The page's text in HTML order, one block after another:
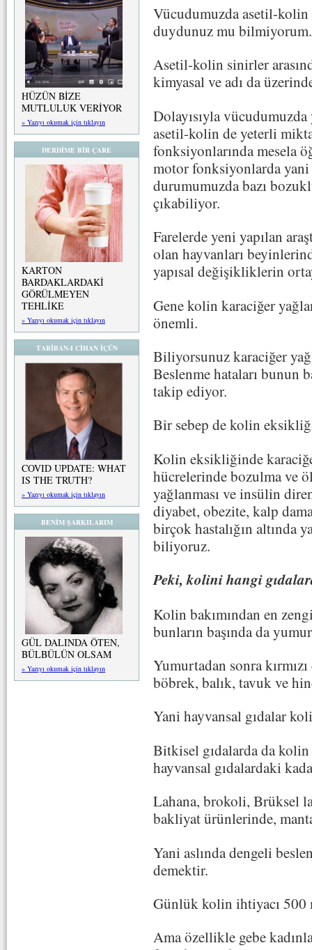
HÜZÜN BİZE
MUTLULUK VERİYOR
» Yazıyı okumak için tıklayın
DERDİME BİR ÇARE
KARTON
BARDAKLARDAKİ
GÖRÜLMEYEN
TEHLİKE
» Yazıyı okumak için tıklayın
TABİBAN-I CİHAN İÇÜN
COVID UPDATE: WHAT
IS THE TRUTH?
» Yazıyı okumak için tıklayın
BENİM ŞARKILARIM
GÜL DALINDA ÖTEN,
BÜLBÜLÜN OLSAM
» Yazıyı okumak için tıklayın
Vücudumuzda asetil-kolin
duydunuz mu bilmiyorum.
Asetil-kolin sinirler
kimyasal ve adı da
Dolayısıyla
asetil-kolin de yeterli
fonksiyonlarında mesela
motor fonksiyonlarda
durumumuzda bazı
çıkabiliyor.
Farelerde yeni yapılan
olan hayvanları
yapısal değişikliklerin
Gene kolin karaciğer
önemli.
Biliyorsunuz karaciğer
Beslenme hataları bunun
takip ediyor.
Bir sebep de kolin
Kolin eksikliğinde
hücrelerinde bozulma ve
yağlanması ve insülin
diyabet, obezite, kalp
birçok hastalığın altında
biliyoruz.
Peki, kolini hangi
Kolin bakımından en
bunların başında da
Yumurtadan sonra
böbrek, balık, tavuk ve
Yani hayvansal gıdalar
Bitkisel gıdalarda da
hayvansal gıdalardaki
Lahana, brokoli, Brüksel
bakliyat ürünlerinde,
Yani aslında dengeli
demektir.
Günlük kolin ihtiyacı 500
Ama özellikle gebe